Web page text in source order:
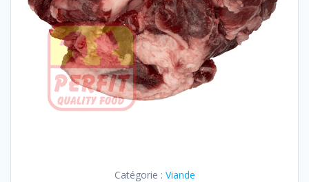
Catégorie : Viande